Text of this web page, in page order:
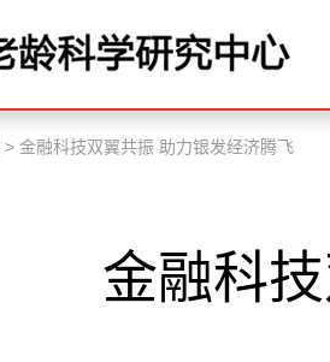
> 金融科技双翼共振 助力银发经济腾飞
金融科